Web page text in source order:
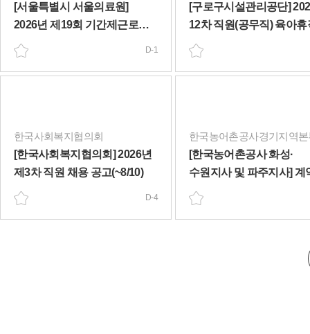
[서울특별시 서울의료원]
2026년 제19회 기간제근로자
치과의(치과) 모집 공고(~8/7)
D-1
[구로구시설관리공단]
12차 직원(공무직) 육아휴
대체인력 재채용 공고(~8/
한국사회복지협의회
[한국사회복지협의회] 2026년
제3차 직원 채용 공고(~8/10)
D-4
한국농어촌공사경기지역
[한국농어촌공사 화성·
수원지사 및 파주지사] 계
(휴직자 대체인력) 채용
(~8/10)